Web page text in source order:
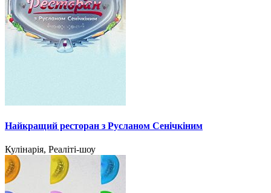
Найкращий ресторан з Русланом Сенічкіним
Кулінарія, Реаліті-шоу